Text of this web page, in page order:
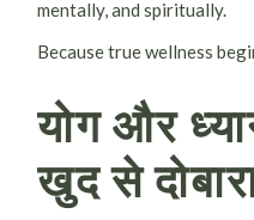
mentally, and spiritually.
Because true wellness
योग और
खुद से